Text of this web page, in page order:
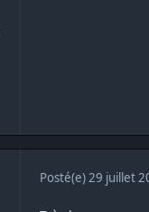
Posté(e)29 juillet